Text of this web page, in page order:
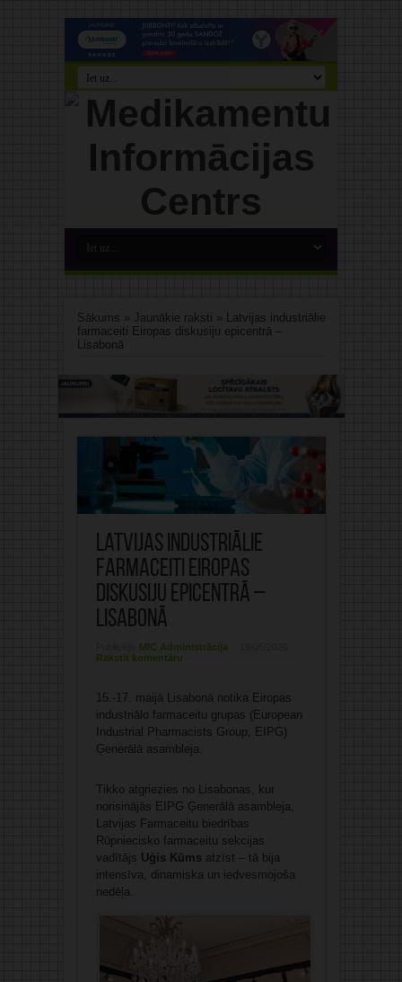
Sākums » Jaunākie raksti » Latvijas industriālie
farmaceiti Eiropas diskusiju epicentrā –
Lisabonā
Latvijas industriālie
farmaceiti Eiropas
diskusiju epicentrā –
Lisabonā
MIC Administrācija
Rakstīt komentāru
15.-17. maijā Lisabonā notika Eiropas
industriālo farmaceitu grupas (European
Industrial Pharmacists Group, EIPG)
Ģenerālā asambleja.
Tikko atgriezies no Lisabonas, kur
norisinājās EIPG Ģenerālā asambleja,
Latvijas Farmaceitu biedrības
Rūpniecisko farmaceitu sekcijas
vadītājs Uģis Kūms atzīst – tā bija
intensīva, dinamiska un iedvesmojoša
nedēļa.